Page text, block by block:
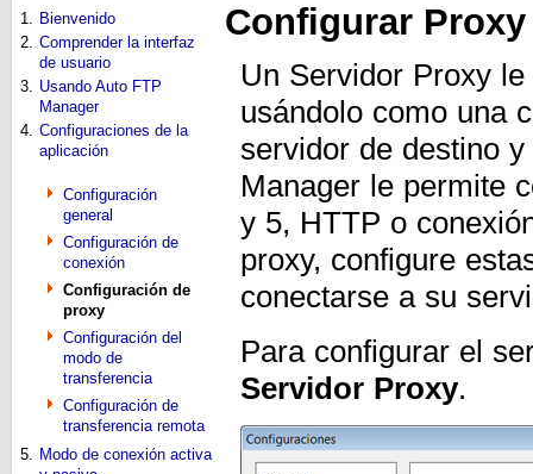
1.
Bienvenido
2. Comprender la interfaz
de usuario
3.
Usando Auto FTP
Manager
4. Configuraciones de la
aplicación
Configuración
general
Configuración de
conexión
Configuración de
proxy
Configuración del
modo de
transferencia
Configuración de
transferencia remota
5.
Modo de conexión activa
Configurar
Un Servidor Proxy
usándolo como una
servidor de destino
Manager le permite
y 5, HTTP o
proxy, configure
conectarse a su
Para configurar el
Servidor Proxy.